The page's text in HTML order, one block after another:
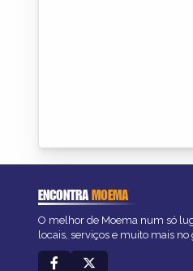
ENCONTRAMOEMA
O melhor de Moema num só
locais, serviços e muito mais no